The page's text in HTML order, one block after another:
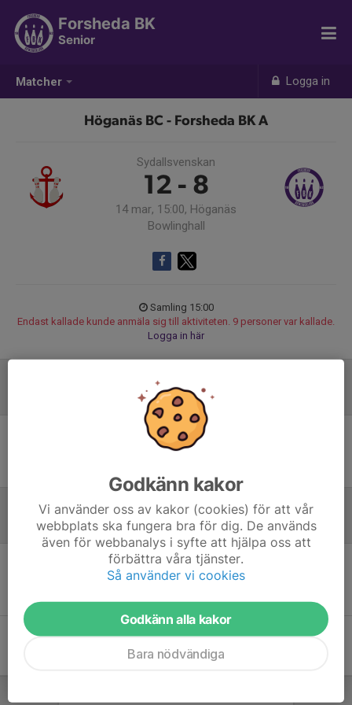
Matcher Logga in
Forsheda BK
Senior
Höganäs BC - Forsheda BK A
Sydallsvenskan
12 - 8
14 mar, 15:00, Höganäs
Bowlinghall
Samling 15:00
Endast kallade kunde anmäla sig till aktiviteten. 9 personer var kallade.
Logga in här
Ingen uppställning ifylld
Referat
Inget referat skrivet
Godkänn kakor
Vi använder oss av kakor (cookies) för att vår
webbplats ska fungera bra för dig. De används
även för webbanalys i syfte att hjälpa oss att
förbättra våra tjänster.
Så använder vi cookies
Godkänn alla kakor
Bara nödvändiga